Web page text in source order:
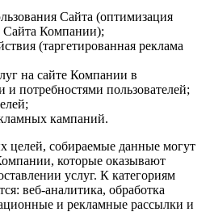
Сайта (оптимизация
Сайта Компании);
(таргетированная реклама
на сайте Компании в
и потребностями пользователей;
кампаний.
целей, собираемые данные могут
которые оказывают
услуг. К категориям
веб-аналитика, обработка
и рекламные рассылки и